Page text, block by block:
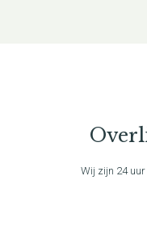
Wij zijn 24